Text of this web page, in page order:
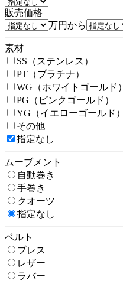
販売価格
万円から
素材
SS（ステンレス）
PT（プラチナ）
WG（ホワイトゴールド）
PG（ピンクゴールド）
YG（イエローゴールド）
その他
指定なし
ムーブメント
自動巻き
手巻き
クオーツ
指定なし
ベルト
ブレス
レザー
ラバー